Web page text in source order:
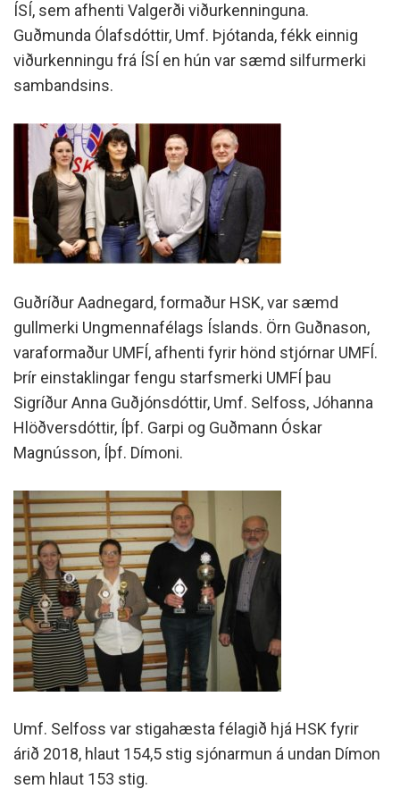
ÍSÍ, sem afhenti Valgerði viðurkenninguna.
Guðmunda Ólafsdóttir, Umf. Þjótanda, fékk einnig
viðurkenningu frá ÍSÍ en hún var sæmd silfurmerki
sambandsins.
Guðríður Aadnegard, formaður HSK, var sæmd
gullmerki Ungmennafélags Íslands. Örn Guðnason,
varaformaður UMFÍ, afhenti fyrir hönd stjórnar UMFÍ.
Þrír einstaklingar fengu starfsmerki UMFÍ þau
Sigríður Anna Guðjónsdóttir, Umf. Selfoss, Jóhanna
Hlöðversdóttir, Íþf. Garpi og Guðmann Óskar
Magnússon, Íþf. Dímoni.
Umf. Selfoss var stigahæsta félagið hjá HSK fyrir
árið 2018, hlaut 154,5 stig sjónarmun á undan Dímon
sem hlaut 153 stig.